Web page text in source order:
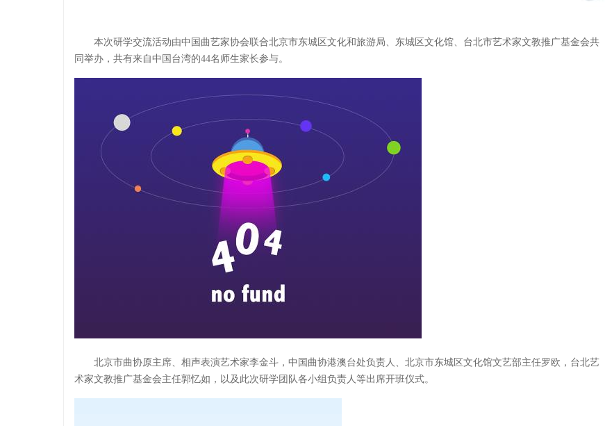
本次研学交流活动由中国曲艺家协会联合北京市东城区文化和旅游局、东城区文化馆、台北市艺术家文教推广基金会共
同举办，共有来自中国台湾的44名师生家长参与。
北京市曲协原主席、相声表演艺术家李金斗，中国曲协港澳台处负责人、北京市东城区文化馆文艺部主任罗欧，台北艺
术家文教推广基金会主任郭忆如，以及此次研学团队各小组负责人等出席开班仪式。